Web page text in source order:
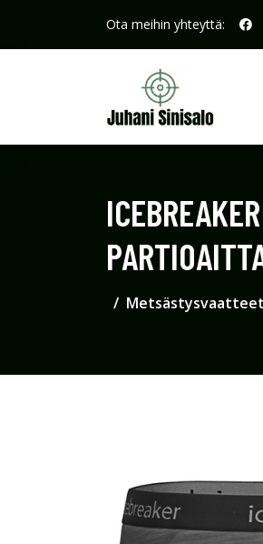
Ota meihin yhteyttä:
Metsästysvaatteet